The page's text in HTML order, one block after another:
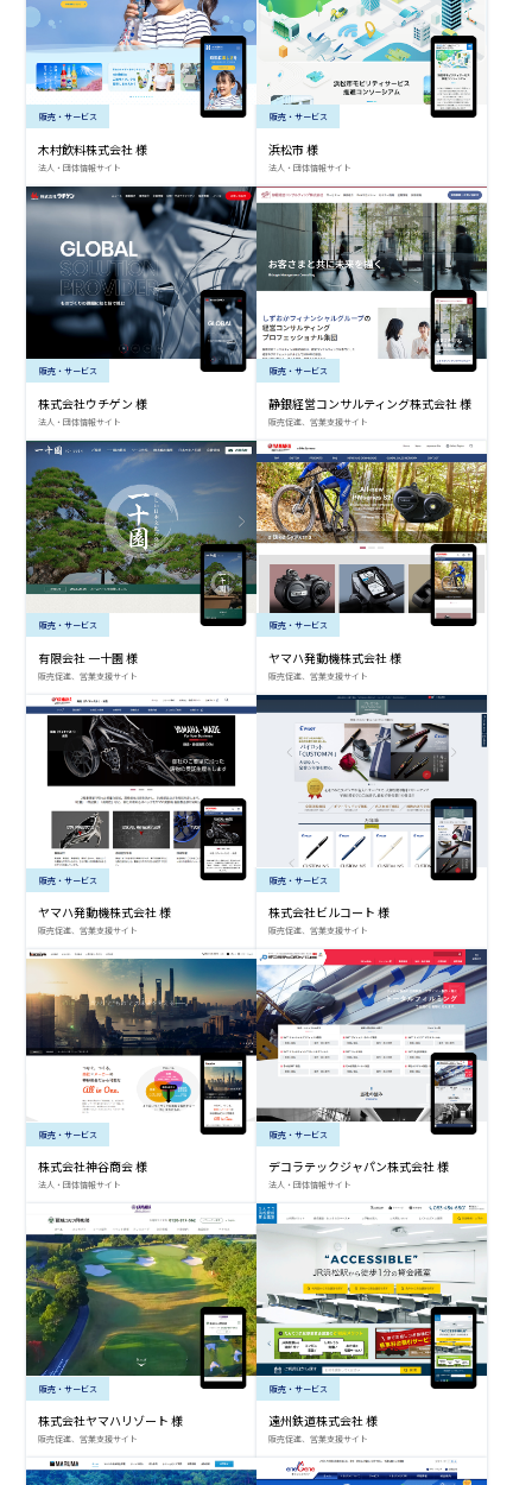
販売・サービス
木村飲料株式会社 様
法人・団体情報サイト
販売・サービス
浜松市 様
法人・団体情報サイト
販売・サービス
株式会社ウチゲン 様
法人・団体情報サイト
販売・サービス
静銀経営コンサルティング株式会社 様
販売促進、営業支援サイト
販売・サービス
有限会社 一十園 様
販売促進、営業支援サイト
販売・サービス
ヤマハ発動機株式会社 様
販売促進、営業支援サイト
販売・サービス
ヤマハ発動機株式会社 様
販売促進、営業支援サイト
販売・サービス
株式会社ビルコート 様
販売促進、営業支援サイト
販売・サービス
株式会社神谷商会 様
法人・団体情報サイト
販売・サービス
デコラテックジャパン株式会社 様
法人・団体情報サイト
販売・サービス
株式会社ヤマハリゾート 様
販売促進、営業支援サイト
販売・サービス
遠州鉄道株式会社 様
販売促進、営業支援サイト